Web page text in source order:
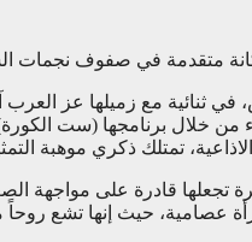
متقدمة في صفوف نجمات
في ثنائية مع زميلها عز
من خلال برنامجها (ست
الاذاعية، تمتلك ذكري
تجعلها قادرة على مواجهة
عصامية، حيث إنها تشع